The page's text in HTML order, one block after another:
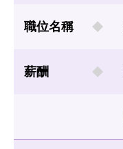
職位名稱
薪酬